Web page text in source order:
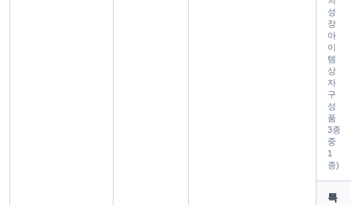
성
장
아
이
템
상
자
구
성
품
3종
중
1
종)
특